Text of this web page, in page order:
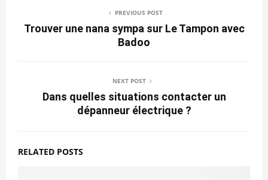
PREVIOUS POST
Trouver une nana sympa sur Le Tampon avec
Badoo
NEXT POST
Dans quelles situations contacter un
dépanneur électrique ?
RELATED POSTS